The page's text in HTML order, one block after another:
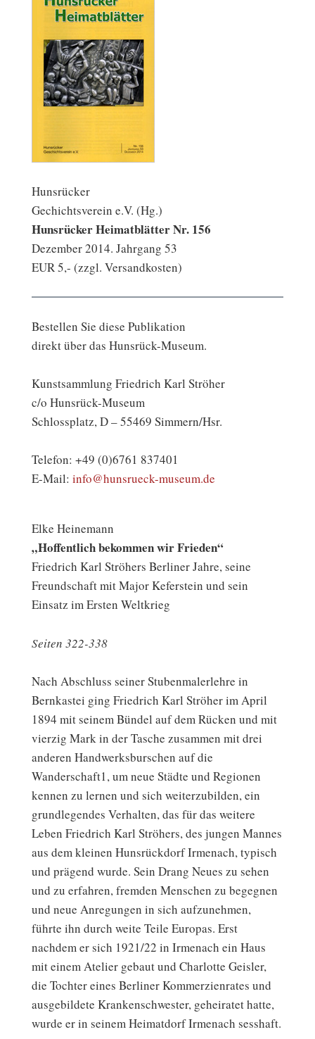
Hunsrücker
Gechichtsverein e.V. (Hg.)
Hunsrücker Heimatblätter Nr. 156
Dezember 2014. Jahrgang 53
EUR 5,- (zzgl. Versandkosten)
Bestellen Sie diese Publikation
direkt über das Hunsrück-Museum.
Kunstsammlung Friedrich Karl Ströher
c/o Hunsrück-Museum
Schlossplatz, D – 55469 Simmern/Hsr.
Telefon: +49 (0)6761 837401
E-Mail: info@hunsrueck-museum.de
Elke Heinemann
„Hoffentlich bekommen wir Frieden“
Friedrich Karl Ströhers Berliner Jahre, seine
Freundschaft mit Major Keferstein und sein
Einsatz im Ersten Weltkrieg
Seiten 322-338
Nach Abschluss seiner Stubenmalerlehre in
Bernkastei ging Friedrich Karl Ströher im April
1894 mit seinem Bündel auf dem Rücken und mit
vierzig Mark in der Tasche zusammen mit drei
anderen Handwerksburschen auf die
Wanderschaft1, um neue Städte und Regionen
kennen zu lernen und sich weiterzubilden, ein
grundlegendes Verhalten, das für das weitere
Leben Friedrich Karl Ströhers, des jungen Mannes
aus dem kleinen Hunsrückdorf Irmenach, typisch
und prägend wurde. Sein Drang Neues zu sehen
und zu erfahren, fremden Menschen zu begegnen
und neue Anregungen in sich aufzunehmen,
führte ihn durch weite Teile Europas. Erst
nachdem er sich 1921/22 in Irmenach ein Haus
mit einem Atelier gebaut und Charlotte Geisler,
die Tochter eines Berliner Kommerzienrates und
ausgebildete Krankenschwester, geheiratet hatte,
wurde er in seinem Heimatdorf Irmenach sesshaft.